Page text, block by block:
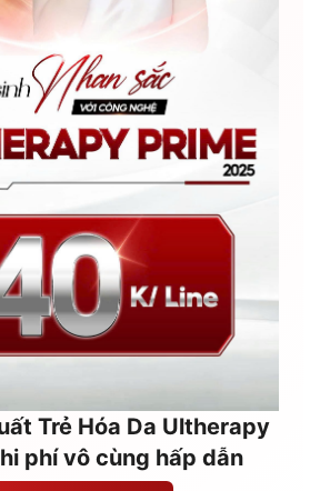
Trẻ Hóa Da Ultherapy
phí vô cùng hấp dẫn